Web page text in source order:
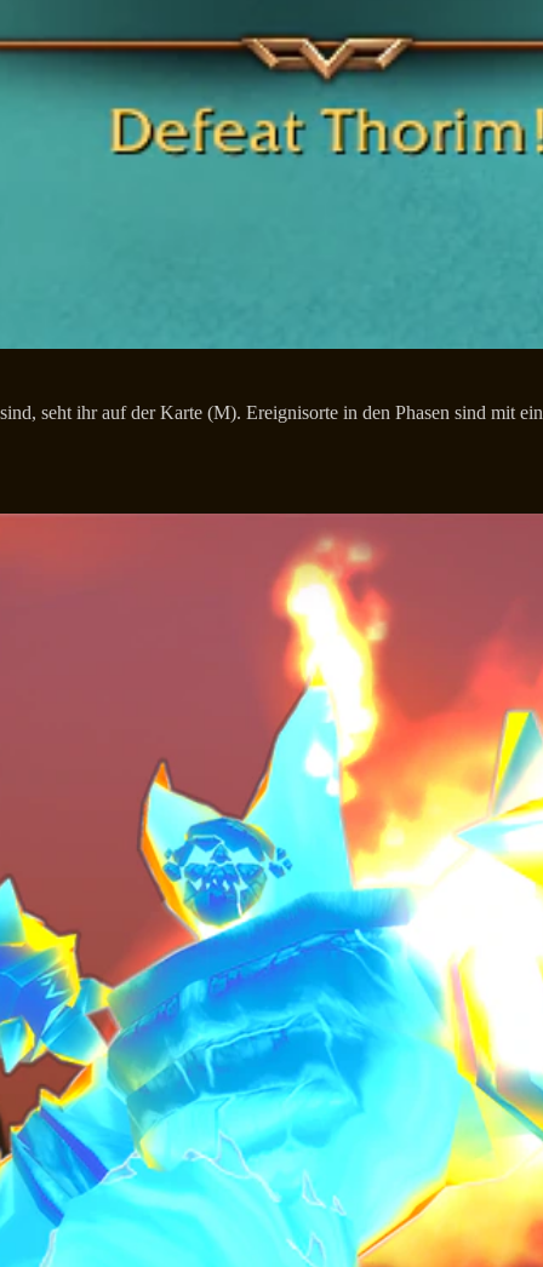
seht ihr auf der Karte (M). Ereignisorte in den Phasen sind mit